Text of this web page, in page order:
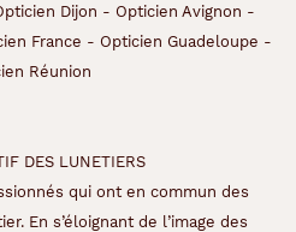
Dijon - Opticien Avignon -
France - Opticien Guadeloupe -
Réunion
DES LUNETIERS
qui ont en commun des
En s’éloignant de l’image des